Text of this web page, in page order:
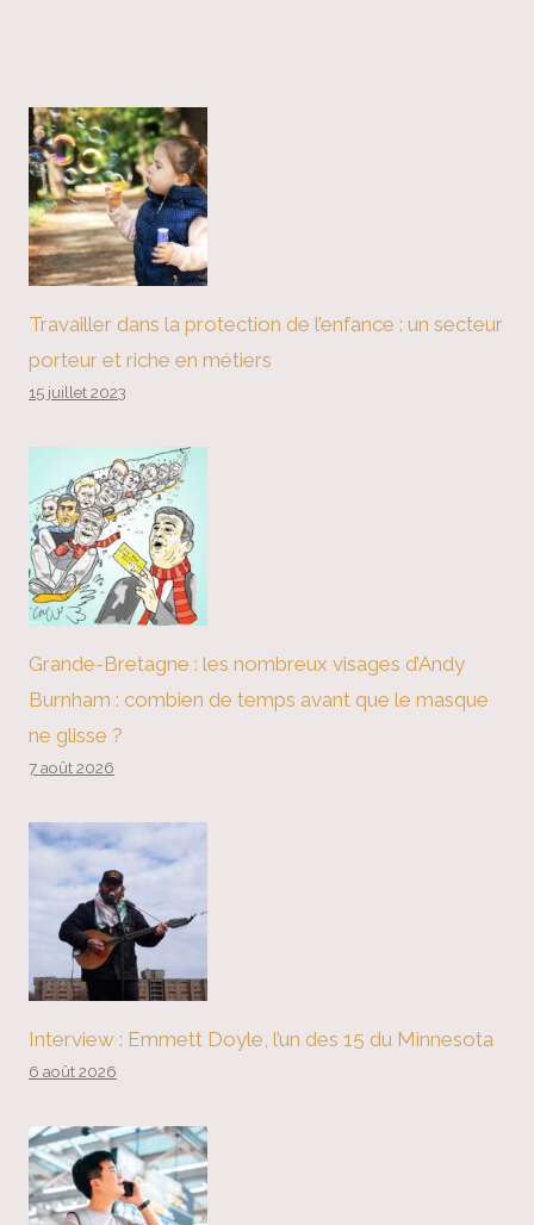
Travailler dans la protection de l’enfance : un secteur
porteur et riche en métiers
15 juillet 2023
Grande-Bretagne : les nombreux visages d’Andy
Burnham : combien de temps avant que le masque
ne glisse ?
7 août 2026
Interview : Emmett Doyle, l’un des 15 du Minnesota
6 août 2026